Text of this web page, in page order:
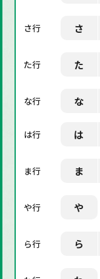
さ行 さ
た行 た
な行 な
は行 は
ま行 ま
や行 や
ら行 ら